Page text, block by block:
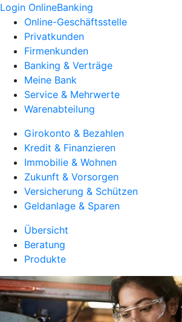
Login OnlineBanking
Online-Geschäftsstelle
Privatkunden
Firmenkunden
Banking & Verträge
Meine Bank
Service & Mehrwerte
Warenabteilung
Girokonto & Bezahlen
Kredit & Finanzieren
Immobilie & Wohnen
Zukunft & Vorsorgen
Versicherung & Schützen
Geldanlage & Sparen
Übersicht
Beratung
Produkte